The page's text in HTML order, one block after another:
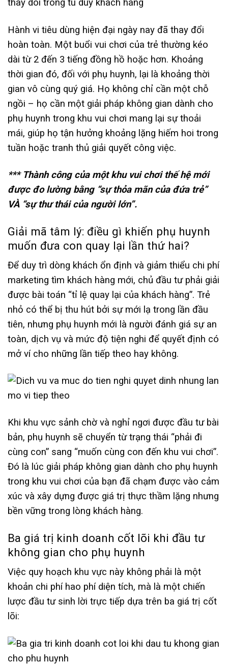
Hành vi tiêu dùng hiện đại ngày nay đã thay đổi
hoàn toàn. Một buổi vui chơi của trẻ thường kéo
dài từ 2 đến 3 tiếng đồng hồ hoặc hơn. Khoảng
thời gian đó, đối với phụ huynh, lại là khoảng thời
gian vô cùng quý giá. Họ không chỉ cần một chỗ
ngồi – họ cần một giải pháp không gian dành cho
phụ huynh trong khu vui chơi mang lại sự thoải
mái, giúp họ tận hưởng khoảng lặng hiếm hoi trong
tuần hoặc tranh thủ giải quyết công việc.
*** Thành công của một khu vui chơi thế hệ mới
được đo lường bằng “sự thỏa mãn của đứa trẻ”
VÀ “sự thư thái của người lớn”.
Giải mã tâm lý: điều gì khiến phụ huynh
muốn đưa con quay lại lần thứ hai?
Để duy trì dòng khách ổn định và giảm thiểu chi phí
marketing tìm khách hàng mới, chủ đầu tư phải giải
được bài toán “tỉ lệ quay lại của khách hàng”. Trẻ
nhỏ có thể bị thu hút bởi sự mới lạ trong lần đầu
tiên, nhưng phụ huynh mới là người đánh giá sự an
toàn, dịch vụ và mức độ tiện nghi để quyết định có
mở ví cho những lần tiếp theo hay không.
Khi khu vực sảnh chờ và nghỉ ngơi được đầu tư bài
bản, phụ huynh sẽ chuyển từ trạng thái “phải đi
cùng con” sang “muốn cùng con đến khu vui chơi”.
Đó là lúc giải pháp không gian dành cho phụ huynh
trong khu vui chơi của bạn đã chạm được vào cảm
xúc và xây dựng được giá trị thực thầm lặng nhưng
bền vững trong lòng khách hàng.
Ba giá trị kinh doanh cốt lõi khi đầu tư
không gian cho phụ huynh
Việc quy hoạch khu vực này không phải là một
khoản chi phí hao phí diện tích, mà là một chiến
lược đầu tư sinh lời trực tiếp dựa trên ba giá trị cốt
lõi: